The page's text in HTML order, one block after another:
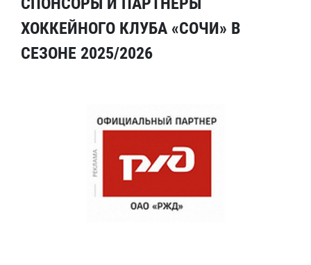
ХОККЕЙНОГО КЛУБА «СОЧИ» В
СЕЗОНЕ 2025/2026